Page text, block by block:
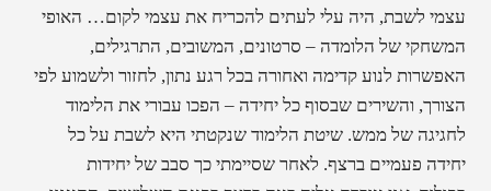
עצמי לשבת, היה עלי לעתים להכריח את עצמי לקום… האופי
המשחקי של הלומדה – סרטונים, המשובים, התרגילים,
האפשרות לנוע קדימה ואחורה בכל רגע נתון, לחזור ולשמוע לפי
הצורך, והשירים שבסוף כל יחידה – הפכו עבורי את הלימוד
לחגיגה של ממש. שיטת הלימוד שנקטתי היא לשבת על כל
יחידה פעמיים ברצף. לאחר שסיימתי כך סבב של יחידות